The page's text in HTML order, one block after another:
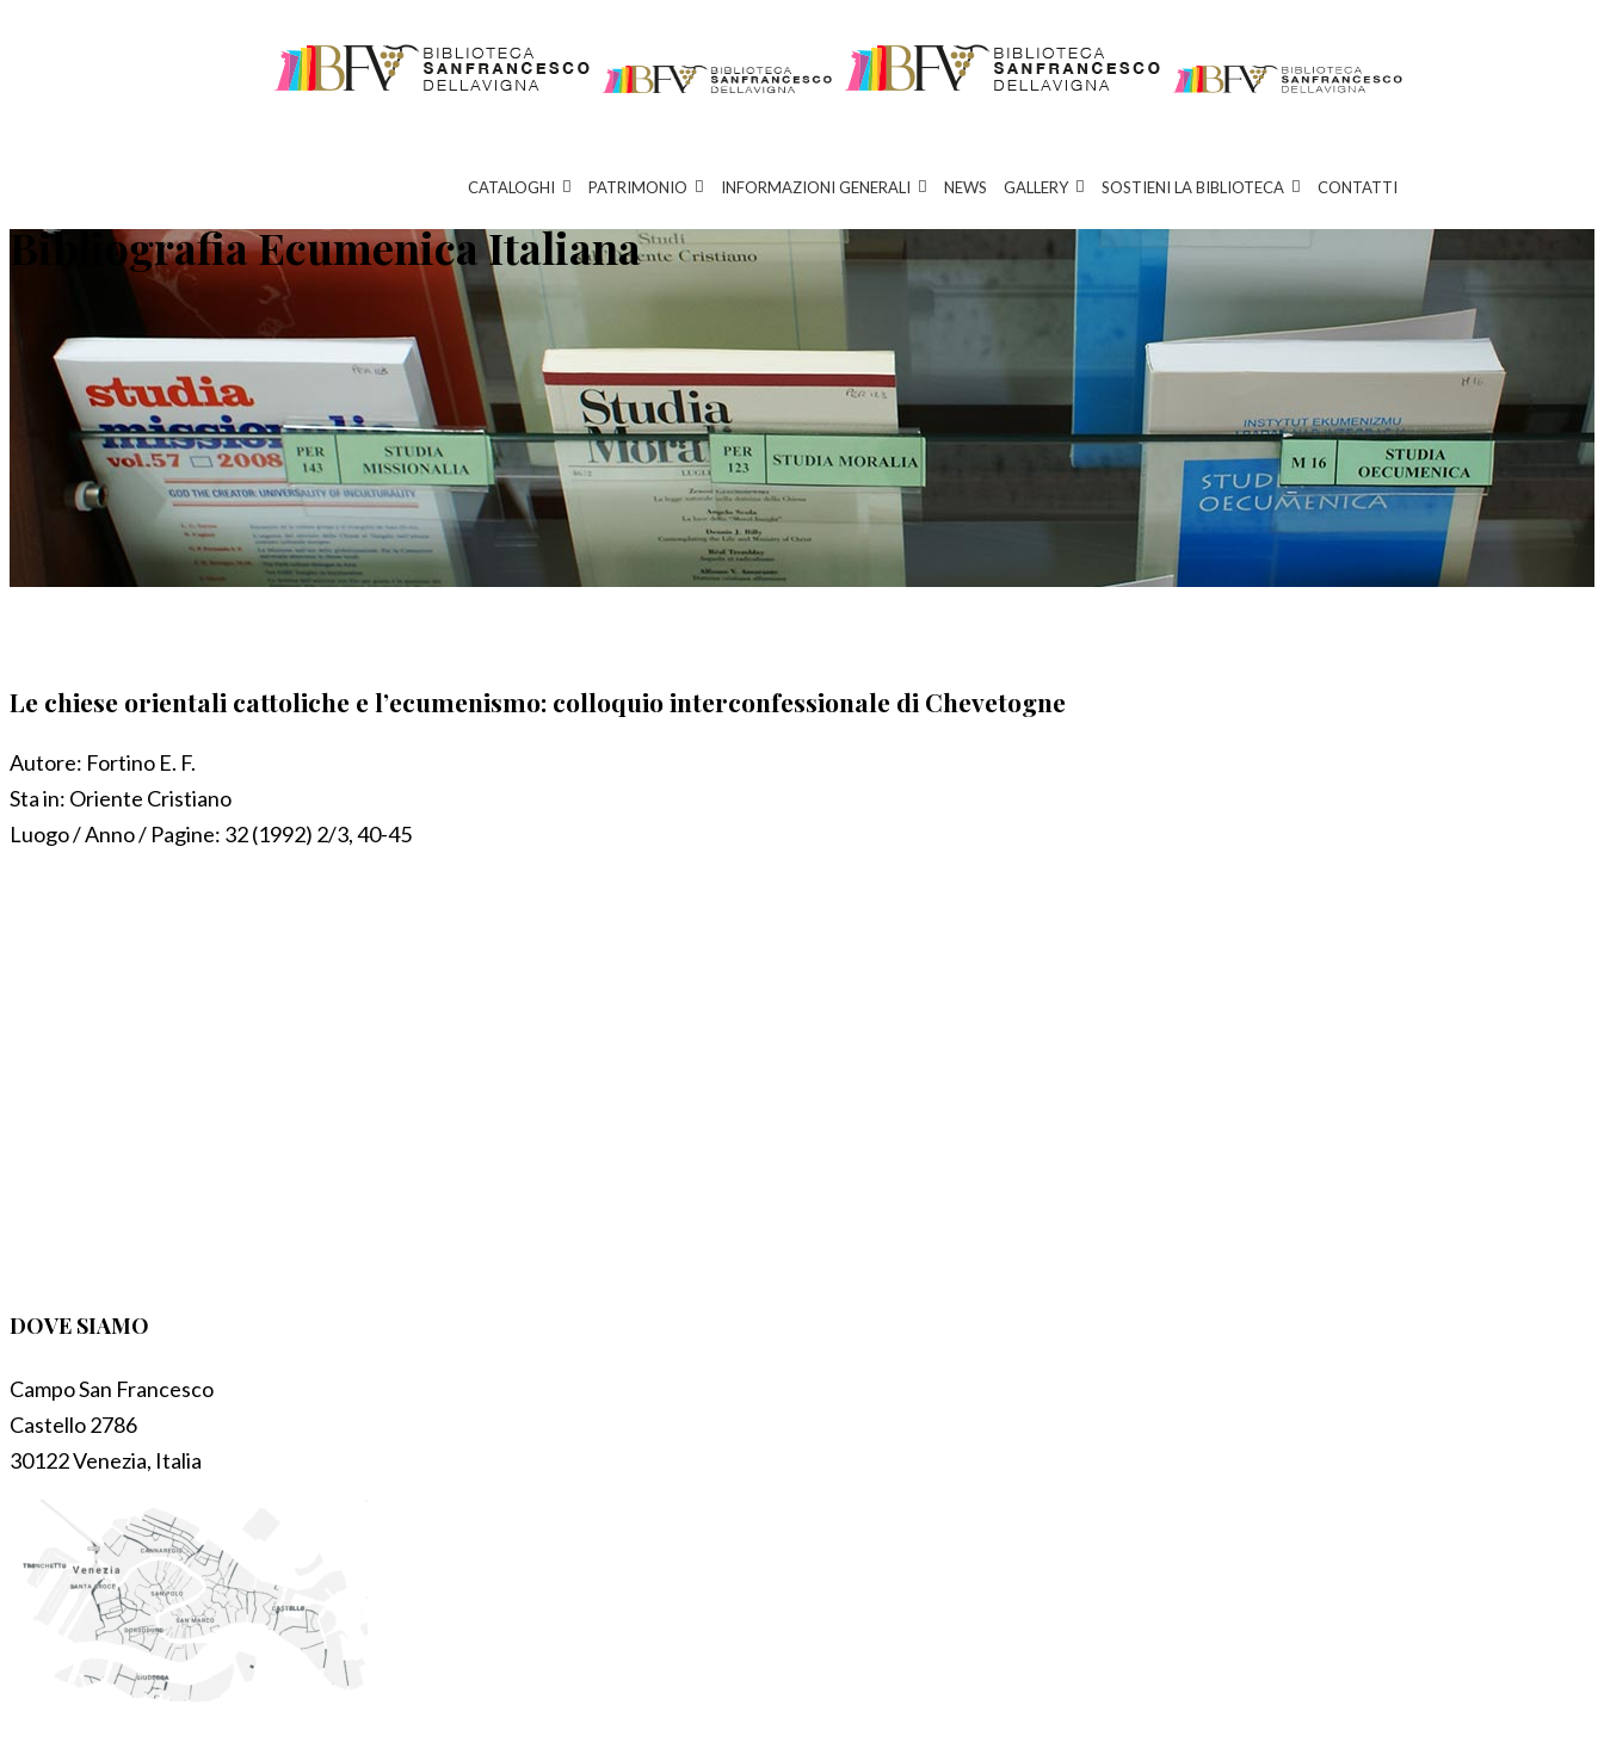
CATALOGHI PATRIMONIO INFORMAZIONI GENERALI NEWS GALLERY SOSTIENI LA BIBLIOTECA CONTATTI
Bibliografia Ecumenica Italiana
Le chiese orientali cattoliche e l’ecumenismo: colloquio interconfessionale di Chevetogne
Autore: Fortino E. F.
Sta in: Oriente Cristiano
Luogo / Anno / Pagine: 32 (1992) 2/3, 40-45
DOVE SIAMO
Campo San Francesco
Castello 2786
30122 Venezia, Italia